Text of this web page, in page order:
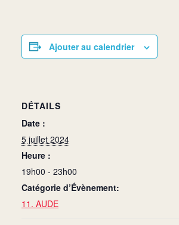
Ajouter au calendrier
DÉTAILS
Date :
5 juillet 2024
Heure :
19h00 - 23h00
Catégorie d’Évènement:
11. AUDE